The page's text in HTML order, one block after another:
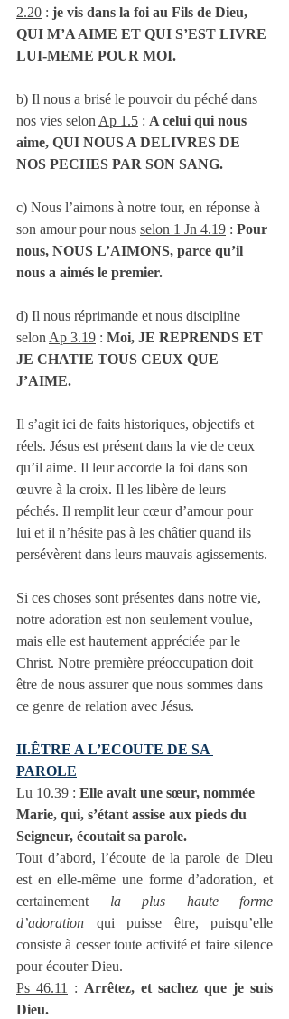
2.20 : je vis dans la foi au Fils de Dieu,
QUI M’A AIME ET QUI S’EST LIVRE
LUI-MEME POUR MOI.
b) Il nous a brisé le pouvoir du péché dans
nos vies selon Ap 1.5 : A celui qui nous
aime, QUI NOUS A DELIVRES DE
NOS PECHES PAR SON SANG.
c) Nous l’aimons à notre tour, en réponse à
son amour pour nous selon 1 Jn 4.19 : Pour
nous, NOUS L’AIMONS, parce qu’il
nous a aimés le premier.
d) Il nous réprimande et nous discipline
selon Ap 3.19 : Moi, JE REPRENDS ET
JE CHATIE TOUS CEUX QUE
J’AIME.
Il s’agit ici de faits historiques, objectifs et
réels. Jésus est présent dans la vie de ceux
qu’il aime. Il leur accorde la foi dans son
œuvre à la croix. Il les libère de leurs
péchés. Il remplit leur cœur d’amour pour
lui et il n’hésite pas à les châtier quand ils
persévèrent dans leurs mauvais agissements.
Si ces choses sont présentes dans notre vie,
notre adoration est non seulement voulue,
mais elle est hautement appréciée par le
Christ. Notre première préoccupation doit
être de nous assurer que nous sommes dans
ce genre de relation avec Jésus.
II.ÊTRE A L’ECOUTE DE SA
PAROLE
Lu 10.39 : Elle avait une sœur, nommée
Marie, qui, s’étant assise aux pieds du
Seigneur, écoutait sa parole.
Tout d’abord, l’écoute de la parole de Dieu
est en elle-même une forme d’adoration, et
certainement la plus haute forme
d’adoration qui puisse être, puisqu’elle
consiste à cesser toute activité et faire silence
pour écouter Dieu.
Ps 46.11
: Arrêtez, et sachez que je suis
Dieu.